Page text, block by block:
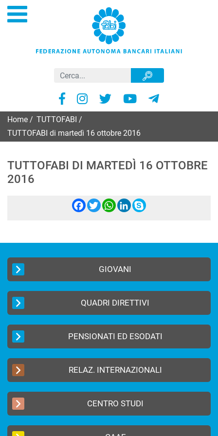
Home TUTTOFABI
TUTTOFABI di martedì 16 ottobre 2016
TUTTOFABI DI MARTEDÌ 16 OTTOBRE
2016
Facebook
Twitter
WhatsApp
LinkedIn
Skype
GIOVANI
QUADRI DIRETTIVI
PENSIONATI ED ESODATI
RELAZ. INTERNAZIONALI
CENTRO STUDI